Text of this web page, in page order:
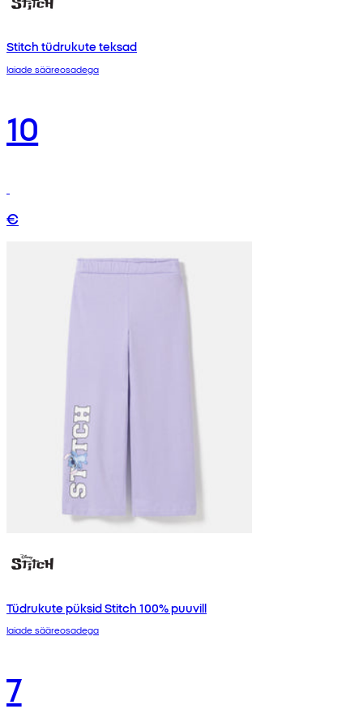
Stitch tüdrukute teksad
laiade sääreosadega
10
€
Tüdrukute püksid Stitch 100% puuvill
laiade sääreosadega
7